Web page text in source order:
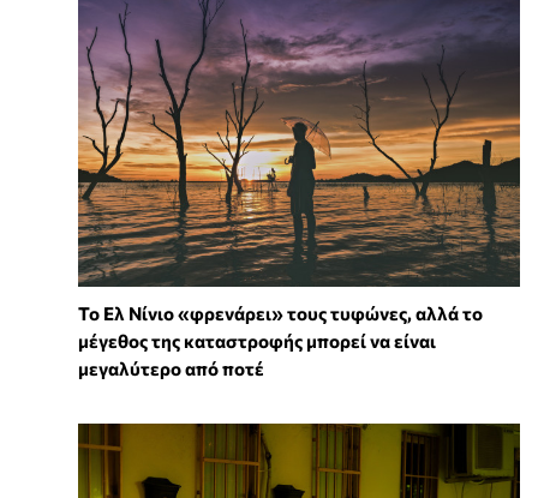
Το Ελ Νίνιο «φρενάρει» τους τυφώνες, αλλά το
μέγεθος της καταστροφής μπορεί να είναι
μεγαλύτερο από ποτέ